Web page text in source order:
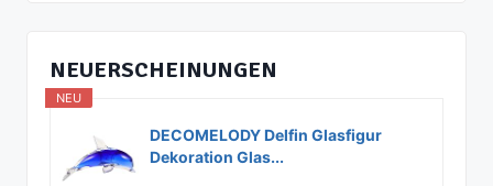
NEUERSCHEINUNGEN
NEU
DECOMELODY Delfin Glasfigur
Dekoration Glas...